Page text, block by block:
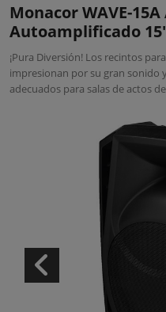
Monacor WAVE-
Autoamplificado
¡Pura Diversión! Los recintos
impresionan por su gran sonido
adecuados para salas de actos